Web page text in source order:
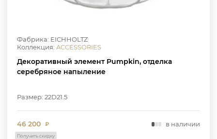
Фабрика: EICHHOLTZ
Коллекция: ACCESSORIES
Декоративный элемент Pumpkin, отделка
серебряное напыление
Размер: 22D21.5
46 200 ₽ в наличии
Получить скидку